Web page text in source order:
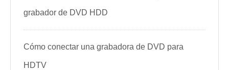
grabador de DVD HDD
Cómo conectar una grabadora de DVD para
HDTV